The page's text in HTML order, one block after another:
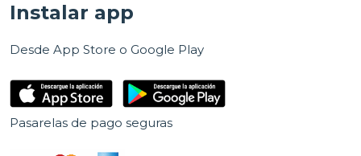
Instalar app
Desde App Store o Google Play
Pasarelas de pago seguras